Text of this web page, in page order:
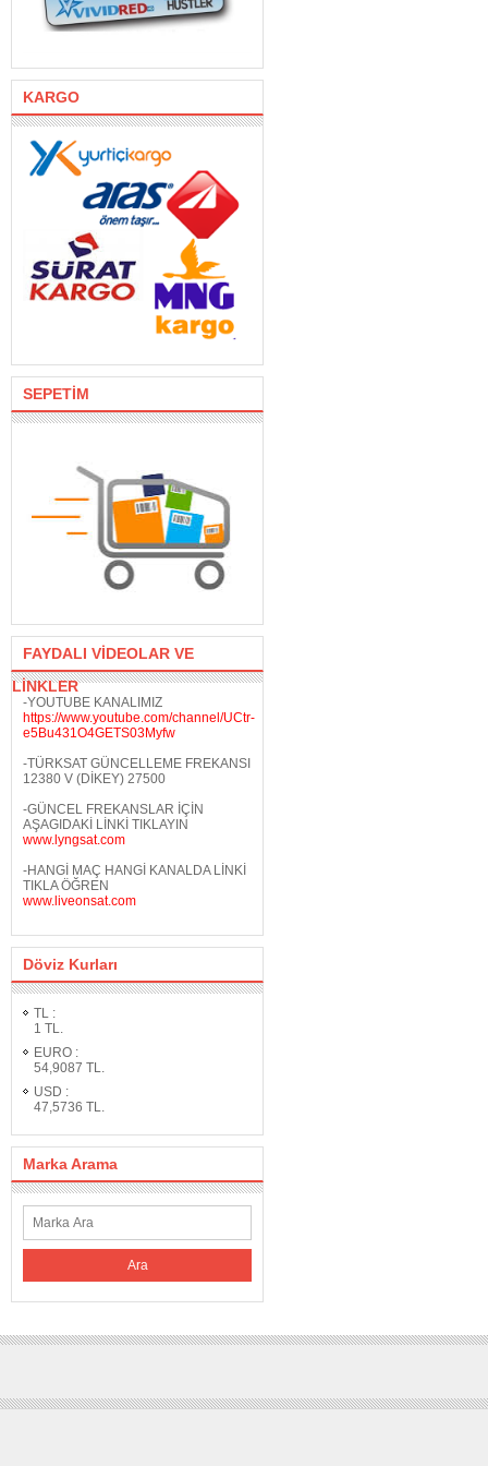
KARGO
SEPETİM
FAYDALI VİDEOLAR VE
LİNKLER
-YOUTUBE KANALIMIZ
https://www.youtube.com/channel/UCtr-
e5Bu431O4GETS03Myfw
-TÜRKSAT GÜNCELLEME FREKANSI
12380 V (DİKEY) 27500
-GÜNCEL FREKANSLAR İÇİN
AŞAGIDAKİ LİNKİ TIKLAYIN
www.lyngsat.com
-HANGİ MAÇ HANGİ KANALDA LİNKİ
TIKLA ÖĞREN
www.liveonsat.com
Döviz Kurları
TL :
1 TL.
EURO :
54,9087 TL.
USD :
47,5736 TL.
Marka Arama
Ara